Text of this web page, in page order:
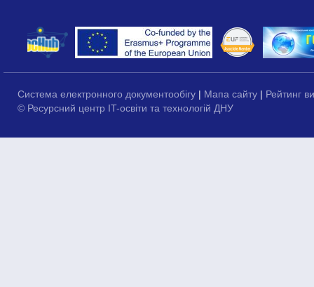
Система електронного документообігу | Мапа сайту | Рейтинг
© Ресурсний центр IT-освіти та технологій ДНУ